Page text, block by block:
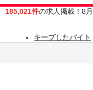
185,021件の求人掲載！8
キープしたバイト